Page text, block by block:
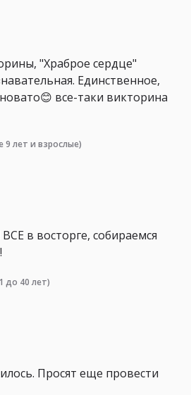
"Храброе сердце"
Единственное,
все-таки викторина
9 лет и взрослые)
в восторге, собираемся
до 40 лет)
Просят еще провести